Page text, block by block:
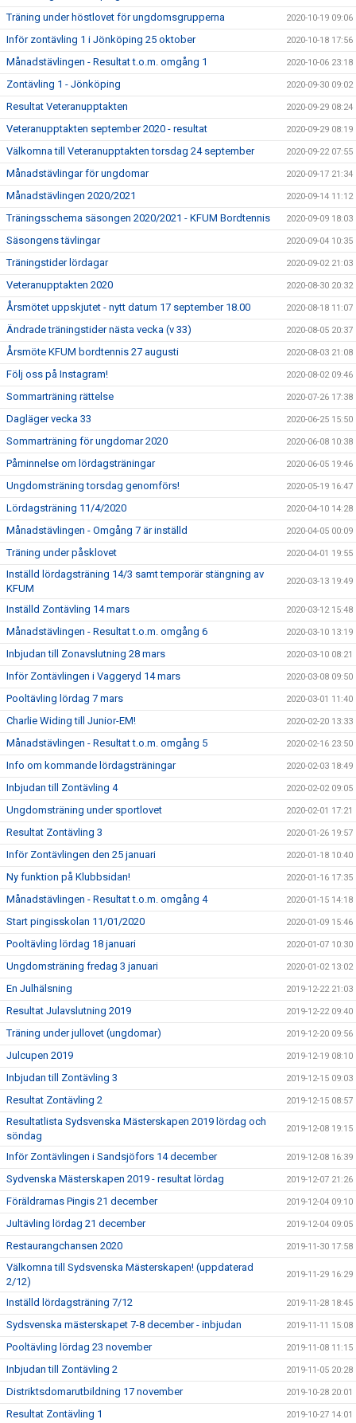
Träning under höstlovet för ungdomsgrupperna 2020-10-19 09:06
Inför zontävling 1 i Jönköping 25 oktober 2020-10-18 17:56
Månadstävlingen - Resultat t.o.m. omgång 1 2020-10-06 23:18
Zontävling 1 - Jönköping 2020-09-30 09:02
Resultat Veteranupptakten 2020-09-29 08:24
Veteranupptakten september 2020 - resultat 2020-09-29 08:19
Välkomna till Veteranupptakten torsdag 24 september 2020-09-22 07:55
Månadstävlingar för ungdomar 2020-09-17 21:34
Månadstävlingen 2020/2021 2020-09-14 11:12
Träningsschema säsongen 2020/2021 - KFUM Bordtennis 2020-09-09 18:03
Säsongens tävlingar 2020-09-04 10:35
Träningstider lördagar 2020-09-02 21:03
Veteranupptakten 2020 2020-08-30 20:32
Årsmötet uppskjutet - nytt datum 17 september 18.00 2020-08-18 11:07
Ändrade träningstider nästa vecka (v 33) 2020-08-05 20:37
Årsmöte KFUM bordtennis 27 augusti 2020-08-03 21:08
Följ oss på Instagram! 2020-08-02 09:46
Sommarträning rättelse 2020-07-26 17:38
Dagläger vecka 33 2020-06-25 15:50
Sommarträning för ungdomar 2020 2020-06-08 10:38
Påminnelse om lördagsträningar 2020-06-05 19:46
Ungdomsträning torsdag genomförs! 2020-05-19 16:47
Lördagsträning 11/4/2020 2020-04-10 14:28
Månadstävlingen - Omgång 7 är inställd 2020-04-05 00:09
Träning under påsklovet 2020-04-01 19:55
Inställd lördagsträning 14/3 samt temporär stängning av
KFUM
2020-03-13 19:49
Inställd Zontävling 14 mars 2020-03-12 15:48
Månadstävlingen - Resultat t.o.m. omgång 6 2020-03-10 13:19
Inbjudan till Zonavslutning 28 mars 2020-03-10 08:21
Inför Zontävlingen i Vaggeryd 14 mars 2020-03-08 09:50
Pooltävling lördag 7 mars 2020-03-01 11:40
Charlie Widing till Junior-EM! 2020-02-20 13:33
Månadstävlingen - Resultat t.o.m. omgång 5 2020-02-16 23:50
Info om kommande lördagsträningar 2020-02-03 18:49
Inbjudan till Zontävling 4 2020-02-02 09:05
Ungdomsträning under sportlovet 2020-02-01 17:21
Resultat Zontävling 3 2020-01-26 19:57
Inför Zontävlingen den 25 januari 2020-01-18 10:40
Ny funktion på Klubbsidan! 2020-01-16 17:35
Månadstävlingen - Resultat t.o.m. omgång 4 2020-01-15 14:18
Start pingisskolan 11/01/2020 2020-01-09 15:46
Pooltävling lördag 18 januari 2020-01-07 10:30
Ungdomsträning fredag 3 januari 2020-01-02 13:02
En Julhälsning 2019-12-22 21:03
Resultat Julavslutning 2019 2019-12-22 09:40
Träning under jullovet (ungdomar) 2019-12-20 09:56
Julcupen 2019 2019-12-19 08:10
Inbjudan till Zontävling 3 2019-12-15 09:03
Resultat Zontävling 2 2019-12-15 08:57
Resultatlista Sydsvenska Mästerskapen 2019 lördag och
söndag
2019-12-08 19:15
Inför Zontävlingen i Sandsjöfors 14 december 2019-12-08 16:39
Sydvenska Mästerskapen 2019 - resultat lördag 2019-12-07 21:26
Föräldrarnas Pingis 21 december 2019-12-04 09:10
Jultävling lördag 21 december 2019-12-04 09:05
Restaurangchansen 2020 2019-11-30 17:58
Välkomna till Sydsvenska Mästerskapen! (uppdaterad
2/12)
2019-11-29 16:29
Inställd lördagsträning 7/12 2019-11-28 18:45
Sydsvenska mästerskapet 7-8 december - inbjudan 2019-11-11 15:08
Pooltävling lördag 23 november 2019-11-08 11:15
Inbjudan till Zontävling 2 2019-11-05 20:28
Distriktsdomarutbildning 17 november 2019-10-28 20:01
Resultat Zontävling 1 2019-10-27 14:01